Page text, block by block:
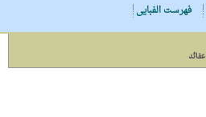
فهرست الفبایی
عقائد